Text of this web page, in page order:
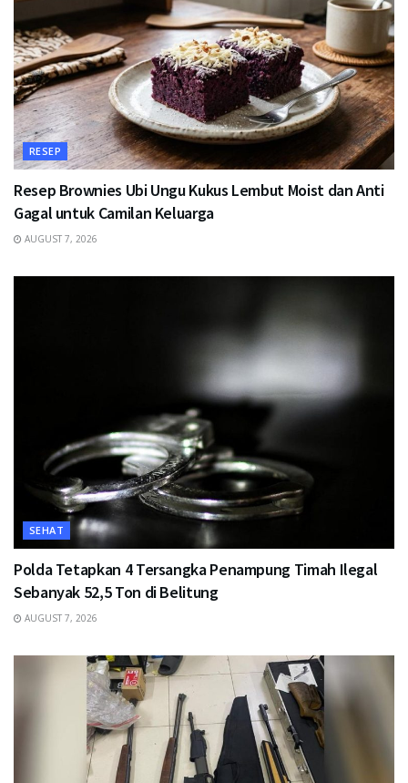
RESEP
Resep Brownies Ubi Ungu Kukus Lembut Moist dan Anti
Gagal untuk Camilan Keluarga
AUGUST 7, 2026
SEHAT
Polda Tetapkan 4 Tersangka Penampung Timah Ilegal
Sebanyak 52,5 Ton di Belitung
AUGUST 7, 2026